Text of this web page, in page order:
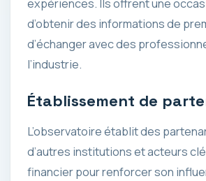
expériences. Ils offrent une
d’obtenir des informations de
d’échanger avec des
l’industrie.
Établissement de
L’observatoire établit des
d’autres institutions et acteurs
financier pour renforcer son